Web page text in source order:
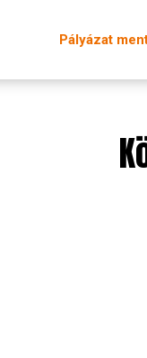
Pályázat